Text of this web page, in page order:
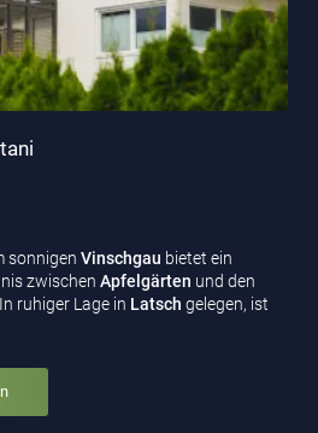
sonnigen Vinschgau bietet ein
zwischen Apfelgärten und den
ruhiger Lage in Latsch gelegen, ist